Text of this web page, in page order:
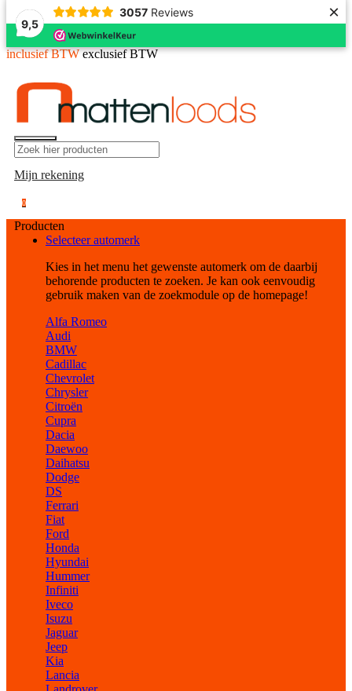
9,5
3057 Reviews ×
inclusief BTW exclusief BTW
Mijn rekening
0
Producten
Selecteer automerk
Kies in het menu het gewenste automerk om de daarbij
behorende producten te zoeken. Je kan ook eenvoudig
gebruik maken van de zoekmodule op de homepage!
Alfa Romeo
Audi
BMW
Cadillac
Chevrolet
Chrysler
Citroën
Cupra
Dacia
Daewoo
Daihatsu
Dodge
DS
Ferrari
Fiat
Ford
Honda
Hyundai
Hummer
Infiniti
Iveco
Isuzu
Jaguar
Jeep
Kia
Lancia